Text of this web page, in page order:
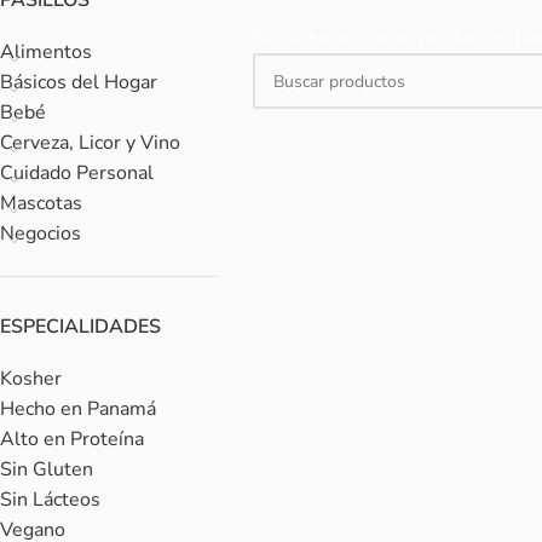
Alimentos
Básicos del Hogar
Bebé
Cerveza, Licor y Vino
Cuidado Personal
Mascotas
Negocios
ESPECIALIDADES
Kosher
Hecho en Panamá
Alto en Proteína
Sin Gluten
Sin Lácteos
Vegano